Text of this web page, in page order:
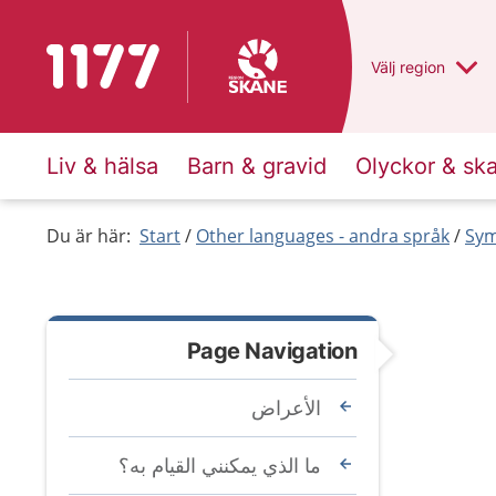
To start page for 1177 Du har valt region
Välj en annan
region
Liv & hälsa Barn & gravid Olyckor &
Du är här: Start Other languages - andra språk
Page Navigation
الأعراض
ما الذي يمكنني القيام به؟